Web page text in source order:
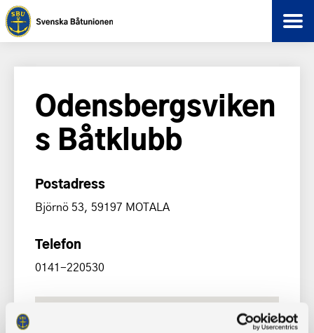
Odensbergsviken
s Båtklubb
Postadress
Björnö 53, 59197 MOTALA
Telefon
0141-220530